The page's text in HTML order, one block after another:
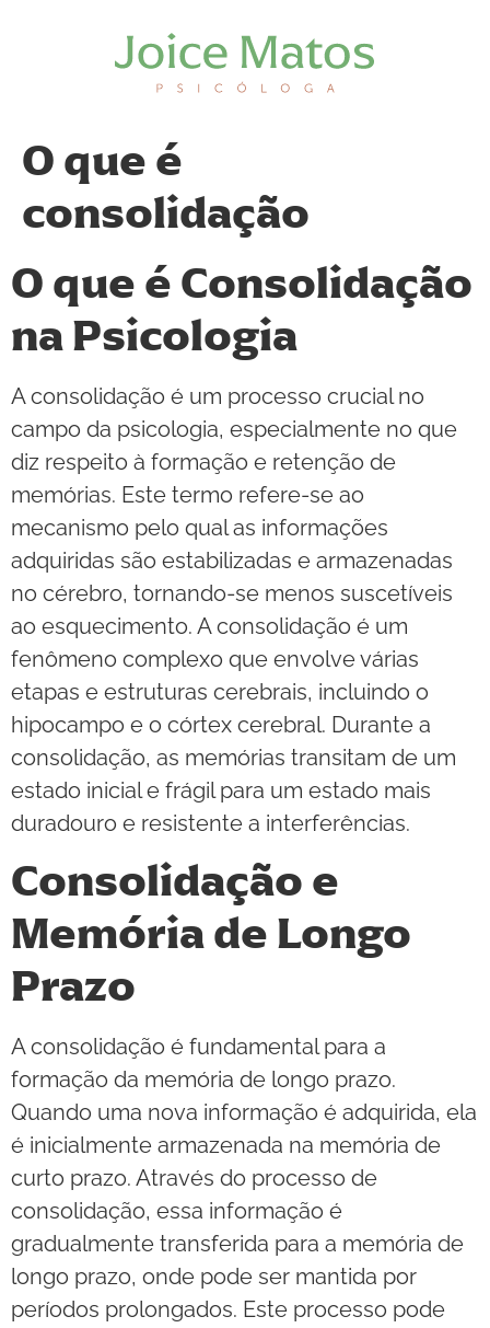
O que é
consolidação
O que é Consolidação
na Psicologia
A consolidação é um processo crucial no
campo da psicologia, especialmente no que
diz respeito à formação e retenção de
memórias. Este termo refere-se ao
mecanismo pelo qual as informações
adquiridas são estabilizadas e armazenadas
no cérebro, tornando-se menos suscetíveis
ao esquecimento. A consolidação é um
fenômeno complexo que envolve várias
etapas e estruturas cerebrais, incluindo o
hipocampo e o córtex cerebral. Durante a
consolidação, as memórias transitam de um
estado inicial e frágil para um estado mais
duradouro e resistente a interferências.
Consolidação e
Memória de Longo
Prazo
A consolidação é fundamental para a
formação da memória de longo prazo.
Quando uma nova informação é adquirida, ela
é inicialmente armazenada na memória de
curto prazo. Através do processo de
consolidação, essa informação é
gradualmente transferida para a memória de
longo prazo, onde pode ser mantida por
períodos prolongados. Este processo pode